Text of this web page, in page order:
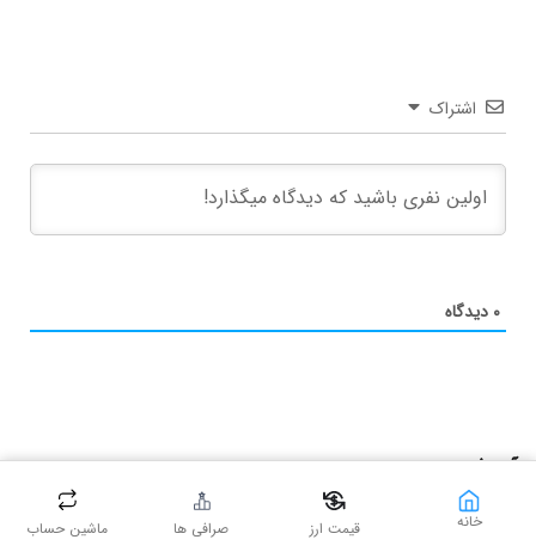
اشتراک
۰ دیدگاه
آموزش
خانه قیمت ارز صرافی ها ماشین حساب